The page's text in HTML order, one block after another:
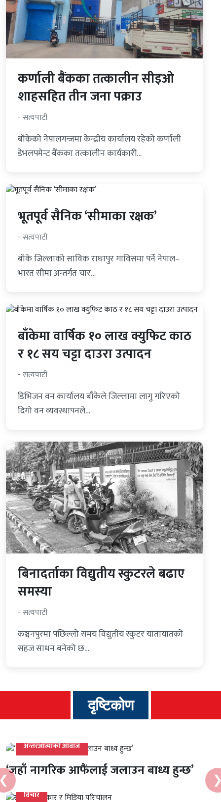
कर्णाली बैंकका तत्कालीन सीइओ
शाहसहित तीन जना पक्राउ
- सत्यपाटी
बाँकेको नेपालगन्जमा केन्द्रीय कार्यालय रहेको कर्णाली
डेभलपमेन्ट बैंकका तत्कालीन कार्यकारी…
भूतपूर्व सैनिक ‘सीमाका रक्षक’
- सत्यपाटी
बाँके जिल्लाको साविक राधापुर गाविसमा पर्ने नेपाल–
भारत सीमा अन्तर्गत चार…
बाँकेमा वार्षिक १० लाख क्युफिट काठ
र १८ सय चट्टा दाउरा उत्पादन
- सत्यपाटी
डिभिजन वन कार्यालय बाँकेले जिल्लामा लागु गरिएको
दिगो वन व्यवस्थापनले…
बिनादर्ताका विद्युतीय स्कुटरले बढाए
समस्या
- सत्यपाटी
कञ्चनपुरमा पछिल्लो समय विद्युतीय स्कुटर यातायातको
सहज साधन बनेको छ…
दृष्टिकोण
अन्तरआत्माको आवाज
‘जहाँ नागरिक आफैंलाई जलाउन बाध्य हुन्छ’
विचार
Previous